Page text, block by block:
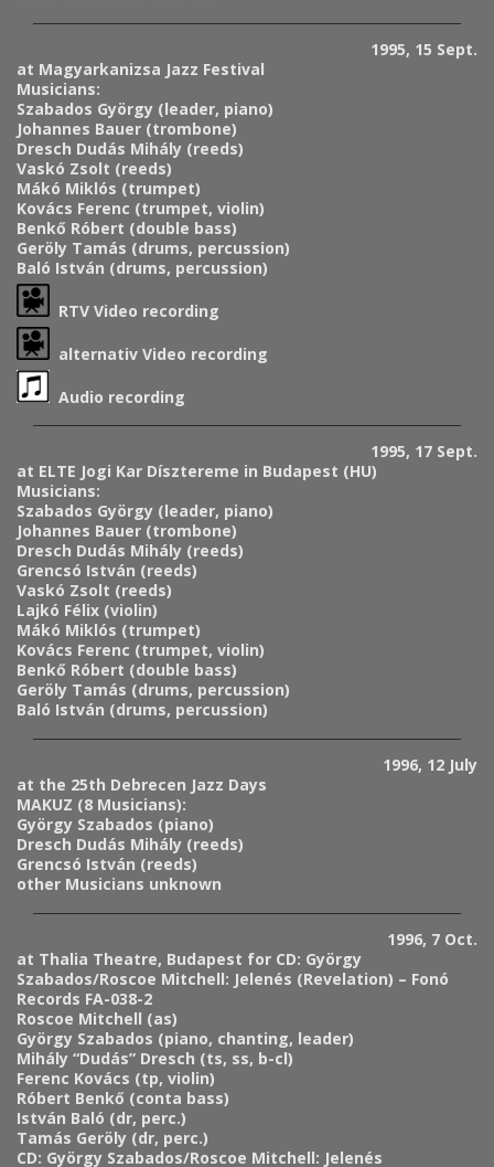
1995, 15 Sept.
at Magyarkanizsa Jazz Festival
Musicians:
Szabados György (leader, piano)
Johannes Bauer (trombone)
Dresch Dudás Mihály (reeds)
Vaskó Zsolt (reeds)
Mákó Miklós (trumpet)
Kovács Ferenc (trumpet, violin)
Benkő Róbert (double bass)
Geröly Tamás (drums, percussion)
Baló István (drums, percussion)
RTV Video recording
alternativ Video recording
Audio recording
1995, 17 Sept.
at ELTE Jogi Kar Dísztereme in Budapest (HU)
Musicians:
Szabados György (leader, piano)
Johannes Bauer (trombone)
Dresch Dudás Mihály (reeds)
Grencsó István (reeds)
Vaskó Zsolt (reeds)
Lajkó Félix (violin)
Mákó Miklós (trumpet)
Kovács Ferenc (trumpet, violin)
Benkő Róbert (double bass)
Geröly Tamás (drums, percussion)
Baló István (drums, percussion)
1996, 12 July
at the 25th Debrecen Jazz Days
MAKUZ (8 Musicians):
György Szabados (piano)
Dresch Dudás Mihály (reeds)
Grencsó István (reeds)
other Musicians unknown
1996, 7 Oct.
at Thalia Theatre, Budapest for CD: György
Szabados/Roscoe Mitchell: Jelenés (Revelation) – Fonó
Records FA-038-2
Roscoe Mitchell (as)
György Szabados (piano, chanting, leader)
Mihály “Dudás” Dresch (ts, ss, b-cl)
Ferenc Kovács (tp, violin)
Róbert Benkő (conta bass)
István Baló (dr, perc.)
Tamás Geröly (dr, perc.)
CD: György Szabados/Roscoe Mitchell: Jelenés